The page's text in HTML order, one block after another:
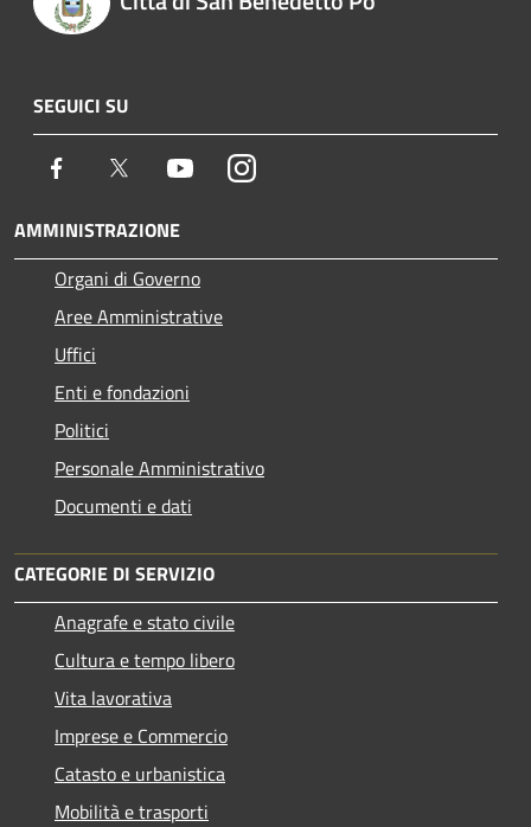
SEGUICI SU
Facebook Twitter YoutubeInstagram
AMMINISTRAZIONE
Organi di Governo
Aree Amministrative
Uffici
Enti e fondazioni
Politici
Personale Amministrativo
Documenti e dati
CATEGORIE DI SERVIZIO
Anagrafe e stato civile
Cultura e tempo libero
Vita lavorativa
Imprese e Commercio
Catasto e urbanistica
Mobilità e trasporti